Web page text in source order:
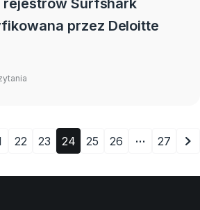
rejestrów Surfshark
przez Deloitte
22 23 24 25 26 … 27